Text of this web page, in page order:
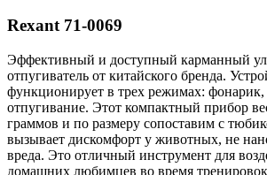
Rexant 71-0069
Эффективный и доступный карманный
отпугиватель от китайского бренда.
функционирует в трех режимах: фонарик,
отпугивание. Этот компактный прибор
граммов и по размеру сопоставим с
вызывает дискомфорт у животных, не
вреда. Это отличный инструмент для
домашних любимцев во время